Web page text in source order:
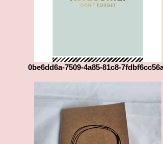
0be6dd6a-7509-4a85-81c8-7fdbf6cc56a0